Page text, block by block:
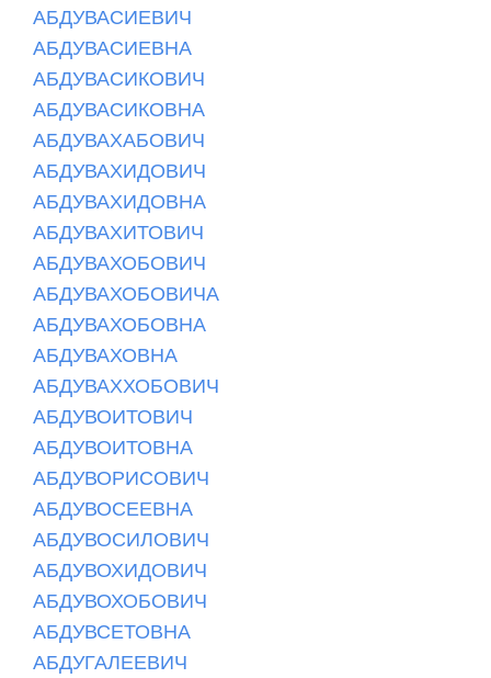
АБДУВАСИЕВИЧ
АБДУВАСИЕВНА
АБДУВАСИКОВИЧ
АБДУВАСИКОВНА
АБДУВАХАБОВИЧ
АБДУВАХИДОВИЧ
АБДУВАХИДОВНА
АБДУВАХИТОВИЧ
АБДУВАХОБОВИЧ
АБДУВАХОБОВИЧА
АБДУВАХОБОВНА
АБДУВАХОВНА
АБДУВАХХОБОВИЧ
АБДУВОИТОВИЧ
АБДУВОИТОВНА
АБДУВОРИСОВИЧ
АБДУВОСЕЕВНА
АБДУВОСИЛОВИЧ
АБДУВОХИДОВИЧ
АБДУВОХОБОВИЧ
АБДУВСЕТОВНА
АБДУГАЛЕЕВИЧ